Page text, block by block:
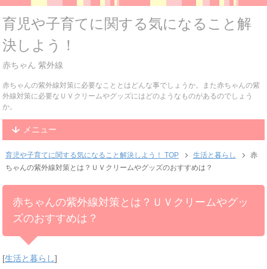
育児や子育てに関する気になること解
決しよう！
赤ちゃん 紫外線
赤ちゃんの紫外線対策に必要なこととはどんな事でしょうか。また赤ちゃんの紫
外線対策に必要なＵＶクリームやグッズにはどのようなものがあるのでしょう
か。
メニュー
育児や子育てに関する気になること解決しよう！ TOP 生活と暮らし
赤
ちゃんの紫外線対策とは？ＵＶクリームやグッズのおすすめは？
赤ちゃんの紫外線対策とは？ＵＶクリームやグッ
ズのおすすめは？
[生活と暮らし]